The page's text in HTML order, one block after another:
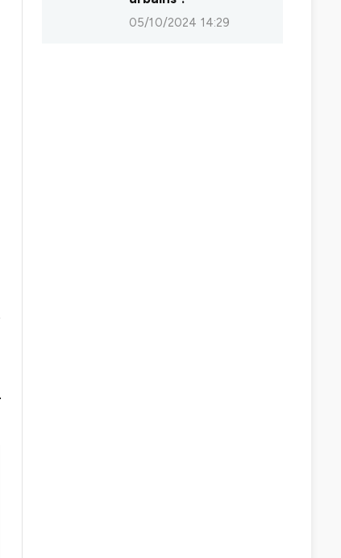
05/10/2024 14:29